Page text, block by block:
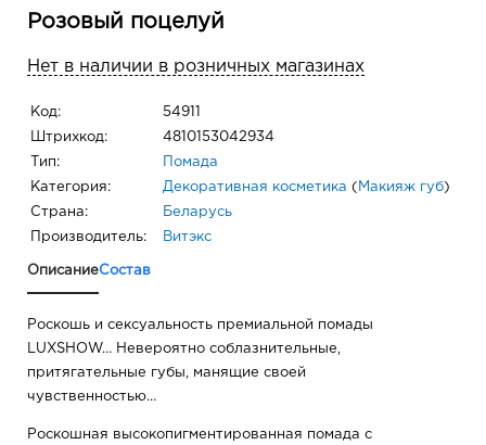
Розовый поцелуй
Нет в наличии в розничных магазинах
Код: 54911
Штрихкод: 4810153042934
Тип: Помада
Категория: Декоративная косметика ( Макияж губ)
Страна: Беларусь
Производитель: Витэкс
ОписаниеСостав
Роскошь и сексуальность премиальной помады
LUXSHOW… Невероятно соблазнительные,
притягательные губы, манящие своей
чувственностью…
Роскошная высокопигментированная помада с